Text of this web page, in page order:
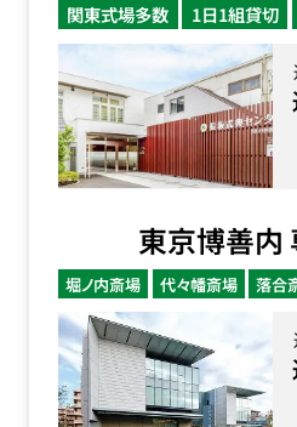
関東式場多数 1日1組貸切
東京博善内
堀ノ内斎場 代々幡斎場 落合